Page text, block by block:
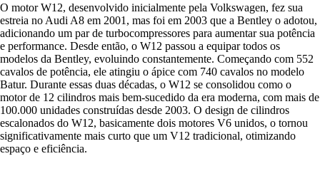
O motor W12, desenvolvido inicialmente pela Volkswagen, fez sua
estreia no Audi A8 em 2001, mas foi em 2003 que a Bentley o adotou,
adicionando um par de turbocompressores para aumentar sua potência
e performance. Desde então, o W12 passou a equipar todos os
modelos da Bentley, evoluindo constantemente. Começando com 552
cavalos de potência, ele atingiu o ápice com 740 cavalos no modelo
Batur. Durante essas duas décadas, o W12 se consolidou como o
motor de 12 cilindros mais bem-sucedido da era moderna, com mais de
100.000 unidades construídas desde 2003. O design de cilindros
escalonados do W12, basicamente dois motores V6 unidos, o tornou
significativamente mais curto que um V12 tradicional, otimizando
espaço e eficiência.